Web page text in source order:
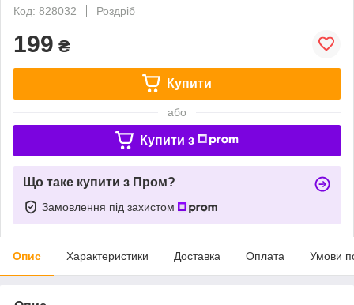
Код: 828032
Роздріб
199 ₴
Купити
або
Купити з
Що таке купити з Пром?
Замовлення під захистом
Опис Характеристики Доставка Оплата Умови